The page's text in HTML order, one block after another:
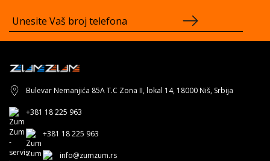
Bulevar Nemanjića 85A T.C Zona II, lokal 14, 18000 Niš, Srbija
+381 18 225 963
+381 18 225 963
info@zumzum.rs